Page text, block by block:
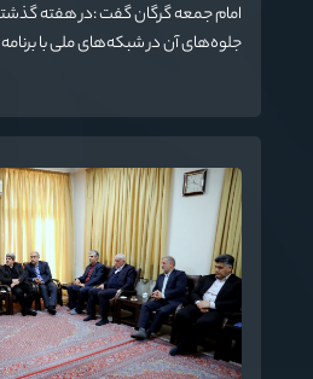
امام جمعه گرگان گفت :در هفته
جلوه‌های آن در شبکه‌های ملی با برنامه
به خوبی معرفی شد. از این اقدام و